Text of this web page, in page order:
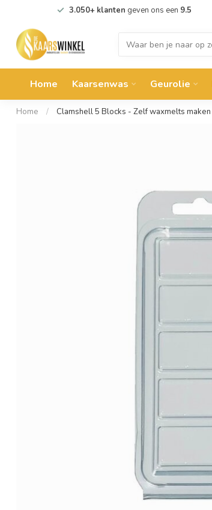
3.050+ klanten geven ons een 9.5
Home Kaarsenwas Geurolie
Home / Clamshell 5 Blocks - Zelf waxmelts maken